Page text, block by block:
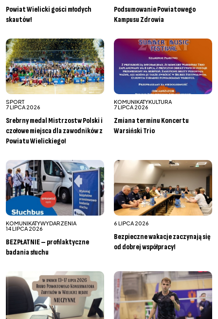
Powiat Wielicki gości młodych
skautów!
Podsumowanie Powiatowego
Kampusu Zdrowia
SPORT
7 LIPCA 2026
Srebrny medal Mistrzostw Polski i
czołowe miejsca dla zawodników z
Powiatu Wielickiego!
KOMUNIKATYKULTURA
7 LIPCA 2026
Zmiana terminu Koncertu
Warsiński Trio
KOMUNIKATYWYDARZENIA
14 LIPCA 2026
BEZPŁATNIE – profilaktyczne
badania słuchu
6 LIPCA 2026
Bezpieczne wakacje zaczynają się
od dobrej współpracy!